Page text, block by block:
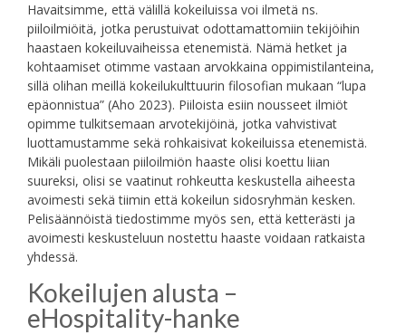
Havaitsimme, että välillä kokeiluissa voi ilmetä ns.
piiloilmiöitä, jotka perustuivat odottamattomiin tekijöihin
haastaen kokeiluvaiheissa etenemistä. Nämä hetket ja
kohtaamiset otimme vastaan arvokkaina oppimistilanteina,
sillä olihan meillä kokeilukulttuurin filosofian mukaan “lupa
epäonnistua” (Aho 2023). Piiloista esiin nousseet ilmiöt
opimme tulkitsemaan arvotekijöinä, jotka vahvistivat
luottamustamme sekä rohkaisivat kokeiluissa etenemistä.
Mikäli puolestaan piiloilmiön haaste olisi koettu liian
suureksi, olisi se vaatinut rohkeutta keskustella aiheesta
avoimesti sekä tiimin että kokeilun sidosryhmän kesken.
Pelisäännöistä tiedostimme myös sen, että ketterästi ja
avoimesti keskusteluun nostettu haaste voidaan ratkaista
yhdessä.
Kokeilujen alusta –
eHospitality-hanke